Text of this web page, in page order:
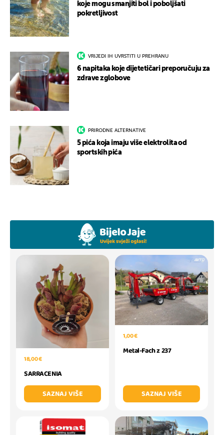
koje mogu smanjiti bol i poboljšati
pokretljivost
VRIJEDI IH UVRSTITI U PREHRANU
6 napitaka koje dijetetičari preporučuju za
zdrave zglobove
PRIRODNE ALTERNATIVE
5 pića koja imaju više elektrolita od
sportskih pića
18,00 €
SARRACENIA
SAZNAJ VIŠE
1,00 €
Metal-Fach z 237
SAZNAJ VIŠE